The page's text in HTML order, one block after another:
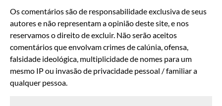
Os comentários são de responsabilidade exclusiva de seus
autores e não representam a opinião deste site, e nos
reservamos o direito de excluir. Não serão aceitos
comentários que envolvam crimes de calúnia, ofensa,
falsidade ideológica, multiplicidade de nomes para um
mesmo IP ou invasão de privacidade pessoal / familiar a
qualquer pessoa.